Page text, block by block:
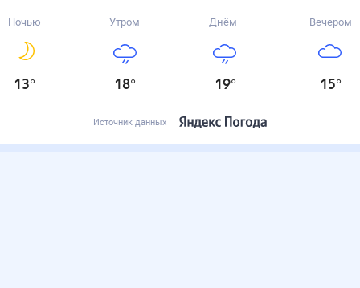
Ночью
13°
Утром
18°
Днём
19°
Вечером
15°
Источник данных